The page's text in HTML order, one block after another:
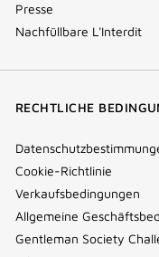
Presse
Nachfüllbare L'Interdit
RECHTLICHE
Cookie-Richtlinie
Verkaufsbedingungen
Allgemeine
Gentleman Society